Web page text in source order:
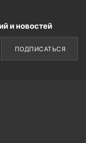
и новостей
ПОДПИСАТЬСЯ